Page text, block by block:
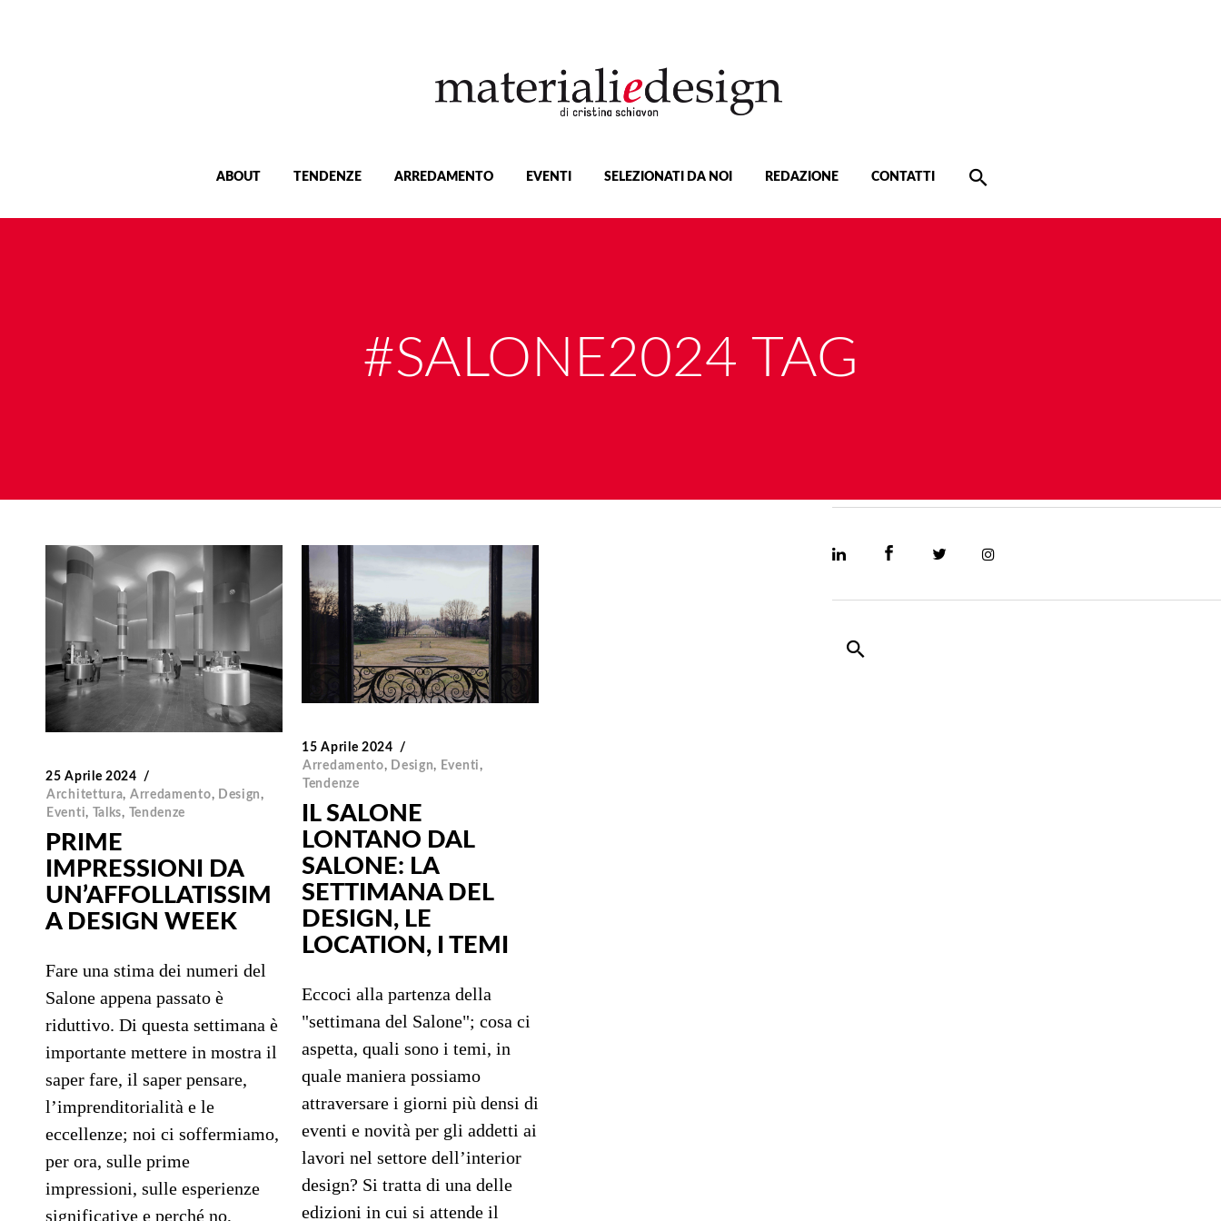
ABOUT TENDENZE ARREDAMENTO EVENTI SELEZIONATI DA NOI REDAZIONE CONTATTI
#SALONE2024 TAG
25 Aprile 2024
Architettura, Arredamento, Design,
Eventi, Talks, Tendenze
PRIME
IMPRESSIONI DA
UN’AFFOLLATISSIM
A DESIGN WEEK
Fare una stima dei numeri del
Salone appena passato è
riduttivo. Di questa settimana è
importante mettere in mostra il
saper fare, il saper pensare,
l’imprenditorialità e le
eccellenze; noi ci soffermiamo,
per ora, sulle prime
impressioni, sulle esperienze
significative e perché no,
15 Aprile 2024
Arredamento, Design, Eventi,
Tendenze
IL SALONE
LONTANO DAL
SALONE: LA
SETTIMANA DEL
DESIGN, LE
LOCATION, I TEMI
Eccoci alla partenza della
"settimana del Salone"; cosa ci
aspetta, quali sono i temi, in
quale maniera possiamo
attraversare i giorni più densi di
eventi e novità per gli addetti ai
lavori nel settore dell’interior
design? Si tratta di una delle
edizioni in cui si attende il